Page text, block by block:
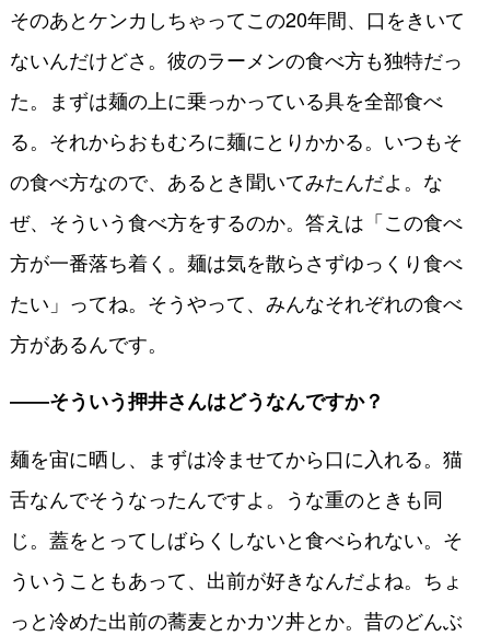
そのあとケンカしちゃってこの20年間、口をきいて
ないんだけどさ。彼のラーメンの食べ方も独特だっ
た。まずは麺の上に乗っかっている具を全部食べ
る。それからおもむろに麺にとりかかる。いつもそ
の食べ方なので、あるとき聞いてみたんだよ。な
ぜ、そういう食べ方をするのか。答えは「この食べ
方が一番落ち着く。麺は気を散らさずゆっくり食べ
たい」ってね。そうやって、みんなそれぞれの食べ
方があるんです。
――そういう押井さんはどうなんですか？
麺を宙に晒し、まずは冷ませてから口に入れる。猫
舌なんでそうなったんですよ。うな重のときも同
じ。蓋をとってしばらくしないと食べられない。そ
ういうこともあって、出前が好きなんだよね。ちょ
っと冷めた出前の蕎麦とかカツ丼とか。昔のどんぶ